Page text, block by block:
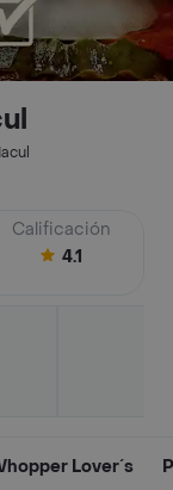
Calificación
4.1
Lover´s